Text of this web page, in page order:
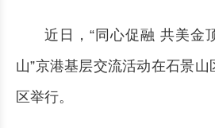
近日，“同心促融 共美
山”京港基层交流活动在石景
区举行。